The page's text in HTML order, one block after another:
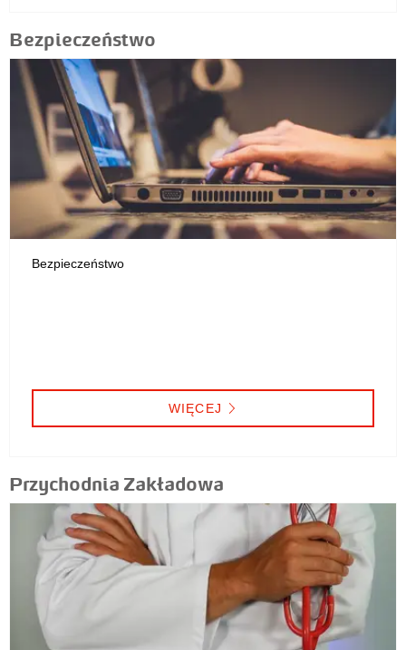
Bezpieczeństwo
Bezpieczeństwo
WIĘCEJ
Przychodnia Zakładowa